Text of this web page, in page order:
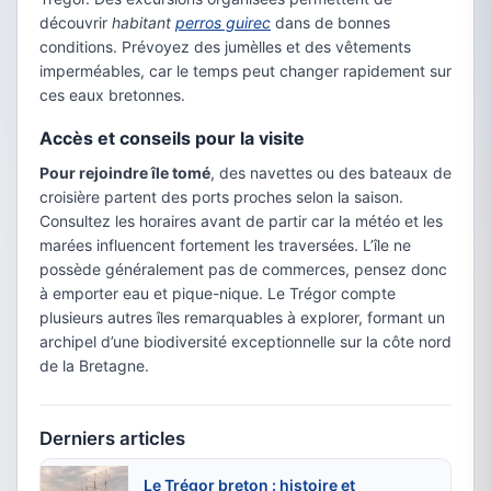
découvrir habitant perros guirec dans de bonnes
conditions. Prévoyez des jumèlles et des vêtements
imperméables, car le temps peut changer rapidement sur
ces eaux bretonnes.
Accès et conseils pour la visite
Pour rejoindre île tomé, des navettes ou des bateaux de
croisière partent des ports proches selon la saison.
Consultez les horaires avant de partir car la météo et les
marées influencent fortement les traversées. L’île ne
possède généralement pas de commerces, pensez donc
à emporter eau et pique-nique. Le Trégor compte
plusieurs autres îles remarquables à explorer, formant un
archipel d’une biodiversité exceptionnelle sur la côte nord
de la Bretagne.
Derniers articles
Le Trégor breton : histoire et